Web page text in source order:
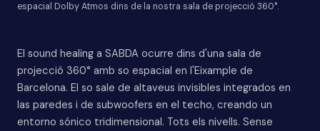
espacial Dolby Atmos dins de la nostra sala de projecció 360°.
El sound healing a SABDA ocurre dins d'una sala de
projecció 360° amb so espacial en l'Eixample de
Barcelona. El so sale de altaveus invisibles integrados en
las paredes i de subwoofers en el techo, creando un
entorno sónico tridimensional. Tots els nivells. Sense